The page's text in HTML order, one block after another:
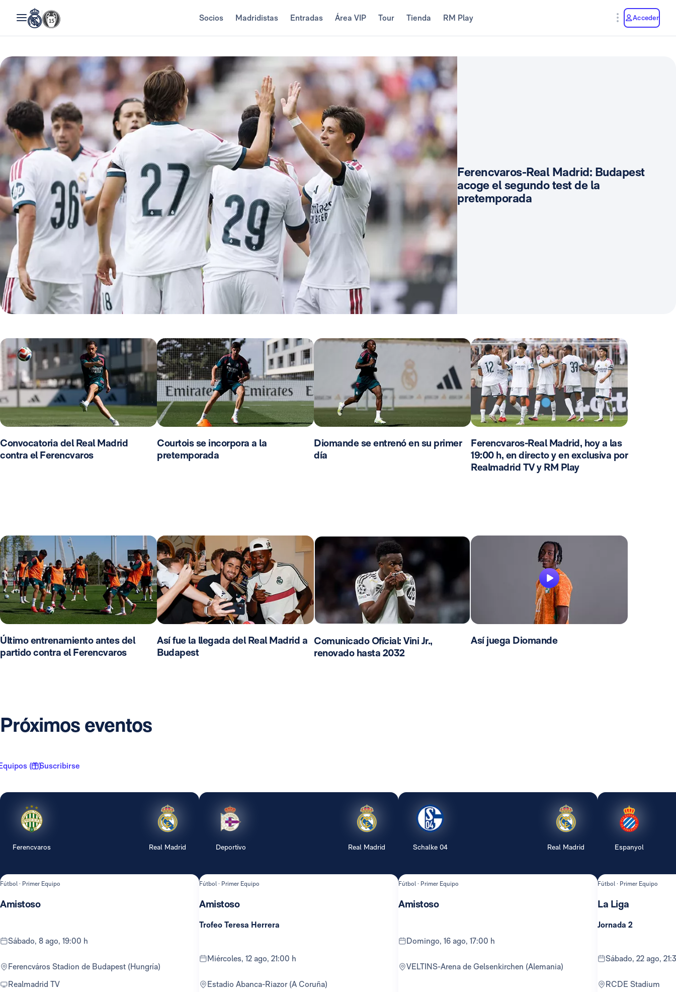
Socios Madridistas Entradas Área VIP Tour Tienda RM Play Acceder
Ferencvaros-Real Madrid: Budapest
acoge el segundo test de la
pretemporada
Convocatoria del Real Madrid
contra el Ferencvaros
Courtois se incorpora a la
pretemporada
Diomande se entrenó en su primer
día
Ferencvaros-Real Madrid, hoy a las
19:00 h, en directo y en exclusiva por
Realmadrid TV y RM Play
Último entrenamiento antes del
partido contra el Ferencvaros
Así fue la llegada del Real Madrid a
Budapest
Comunicado Oficial: Vini Jr.,
renovado hasta 2032
Así juega Diomande
Próximos eventos
( 1 )Suscribirse
Ferencvaros Real Madrid
Fútbol · Primer Equipo
Amistoso
sábado, 8 ago, 19:00 h
Ferencváros Stadion de Budapest (Hungría)
Realmadrid TV
Deportivo Real Madrid
Fútbol · Primer Equipo
Amistoso
Trofeo Teresa Herrera
miércoles, 12 ago, 21:00 h
Estadio Abanca-Riazor (A Coruña)
Schalke 04 Real Madrid
Fútbol · Primer Equipo
Amistoso
domingo, 16 ago, 17:00 h
VELTINS-Arena de Gelsenkirchen (Alemania)
Espanyol
Fútbol · Primer Equipo
La Liga
Jornada 2
sábado, 22 ago,
RCDE Stadium